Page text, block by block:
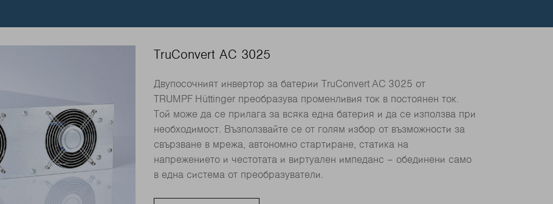
TruConvert AC 3025
Двупосочният инвертор за батерии TruConvert AC 3025 от
TRUMPF Hüttinger преобразува променливия ток в постоянен ток.
Той може да се прилага за всяка една батерия и да се използва при
необходимост. Възползвайте се от голям избор от възможности за
свързване в мрежа, автономно стартиране, статика на
напрежението и честотата и виртуален импеданс – обединени само
в една система от преобразуватели.